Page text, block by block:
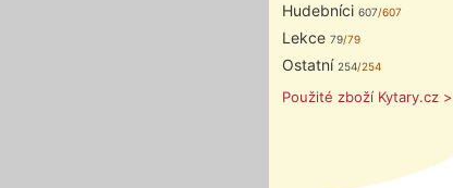
Hudebníci 607/607
Lekce 79/79
Ostatní 254/254
Použité zboží Kytary.cz >